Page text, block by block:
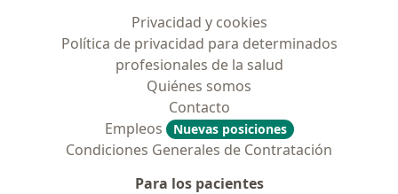
Privacidad y cookies
Política de privacidad para determinados
profesionales de la salud
Quiénes somos
Contacto
Empleos
Nuevas posiciones
Condiciones Generales de Contratación
Para los pacientes